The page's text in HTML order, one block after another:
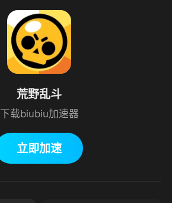
荒野乱斗
下载biubiu加速器
立即加速